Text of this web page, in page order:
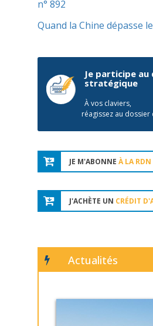
n° 892
Quand la Chine dépasse
Je participe au
stratégique
À vos claviers,
réagissez au dossier
JE M'ABONNE À LA RDN
J'ACHÈTE UN CRÉDIT
Actualités